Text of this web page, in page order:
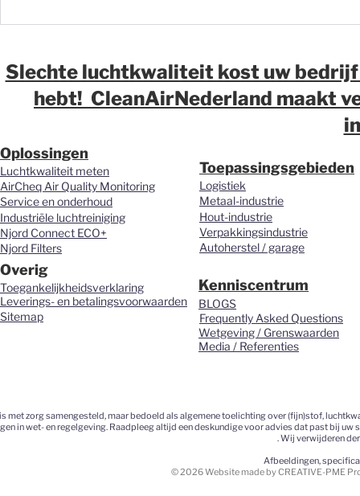
vernieuwd.
Slechte luchtkwaliteit kost uw bedrijf
hebt! CleanAirNederland maakt
Oplossingen
Luchtkwaliteit meten
AirCheq Air Quality Monitoring
Service en onderhoud
Industriële luchtreiniging
Njord Connect ECO+
Njord Filters
Overig
Toegankelijkheidsverklaring
Leverings- en betalingsvoorwaarden
Sitemap
Toepassingsgebieden
Logistiek
Metaal-industrie
Hout-industrie
Verpakkingsindustrie
Autoherstel / garage
Kenniscentrum
BLOGS
Frequently Asked Questions
Wetgeving / Grenswaarden
Media / Referenties
met zorg samengesteld, maar bedoeld als algemene toelichting over (fijn)stof,
in wet- en regelgeving. Raadpleeg altijd een deskundige voor advies dat past bij
. Wij verwijderen
Afbeeldingen,
© 2026 Website made by CREATIVE-PME